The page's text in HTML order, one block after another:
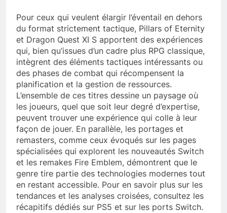
Pour ceux qui veulent élargir l’éventail en dehors
du format strictement tactique, Pillars of Eternity
et Dragon Quest XI S apportent des expériences
qui, bien qu’issues d’un cadre plus RPG classique,
intègrent des éléments tactiques intéressants ou
des phases de combat qui récompensent la
planification et la gestion de ressources.
L’ensemble de ces titres dessine un paysage où
les joueurs, quel que soit leur degré d’expertise,
peuvent trouver une expérience qui colle à leur
façon de jouer. En parallèle, les portages et
remasters, comme ceux évoqués sur les pages
spécialisées qui explorent les nouveautés Switch
et les remakes Fire Emblem, démontrent que le
genre tire partie des technologies modernes tout
en restant accessible. Pour en savoir plus sur les
tendances et les analyses croisées, consultez les
récapitifs dédiés sur PS5 et sur les ports Switch.